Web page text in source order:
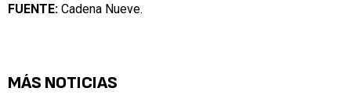
FUENTE: Cadena Nueve.
MÁS NOTICIAS